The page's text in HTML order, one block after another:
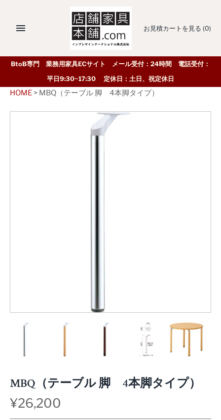
お見積カートを見る (0)
BtoB専門 業務用家具ECサイト メール受付：24時間 電話受付：
平日9:30~17:30 定休日：土日、祝定休日
HOME > MBQ（テーブル 脚 4本脚タイプ）
MBQ（テーブル 脚 4本脚タイプ）
¥26,200